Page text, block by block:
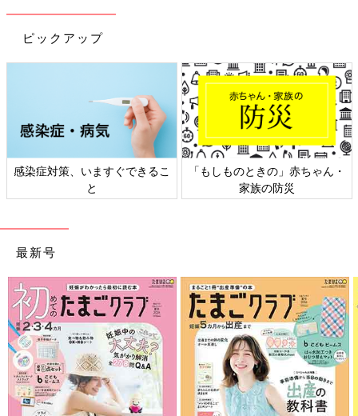
ピックアップ
感染症対策、いますぐできるこ
と
「もしものときの」赤ちゃん・
家族の防災
最新号